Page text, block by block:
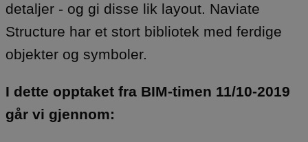
detaljer - og gi disse lik layout. Naviate
Structure har et stort bibliotek med ferdige
objekter og symboler.
I dette opptaket fra BIM-timen 11/10-2019
går vi gjennom: